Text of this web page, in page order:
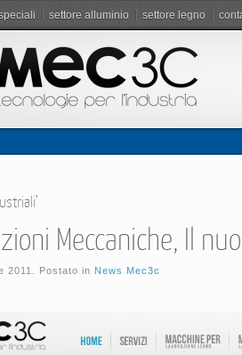
settore alluminio settore legno
Meccaniche, Il
2011 . Postato in News Mec3c